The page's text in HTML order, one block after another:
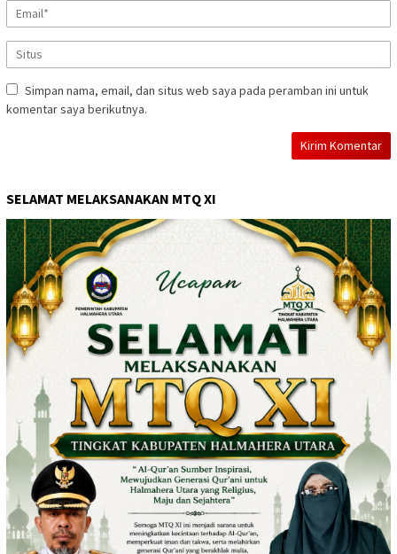
Simpan nama, email, dan situs web saya pada peramban ini untuk
komentar saya berikutnya.
SELAMAT MELAKSANAKAN MTQ XI